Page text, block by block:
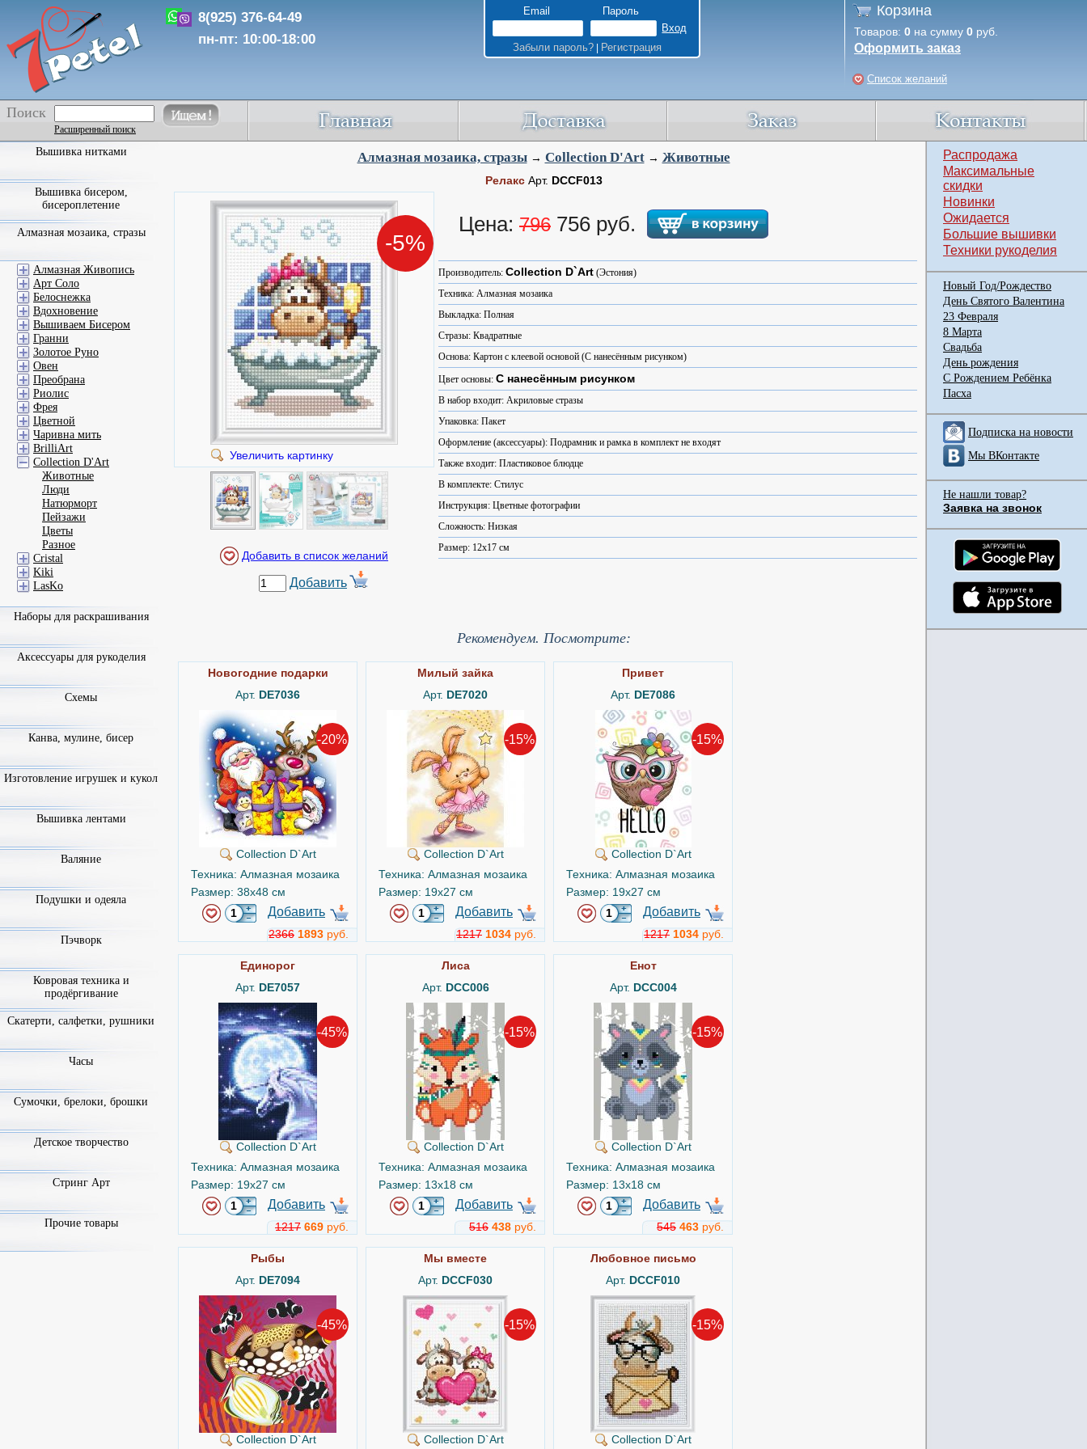
8(925) 376-64-49
пн-пт: 10:00-18:00
Email Пароль
Забыли пароль?| Регистрация
Корзина
Товаров: 0 на сумму 0 руб.
Оформить заказ
Список желаний
Поиск
Расширенный поиск
Алмазная мозаика, стразы→ Collection D'Art→ Животные
РелаксАрт. DCCF013
-5%
Увеличить картинку
Добавить
Цена: 796 756 руб.
Производитель: Collection D`Art (Эстония)
Техника: Алмазная мозаика
Выкладка: Полная
Стразы: Квадратные
Основа: Картон с клеевой основой (С нанесённым рисунком)
Цвет основы: С нанесённым рисунком
В набор входит: Акриловые стразы
Упаковка: Пакет
Оформление (аксессуары): Подрамник и рамка в комплект не входят
Также входит: Пластиковое блюдце
В комплекте: Стилус
Инструкция: Цветные фотографии
Сложность: Низкая
Размер: 12x17 см
Рекомендуем. Посмотрите:
Новогодние подарки
Арт. DE7036
-20%
Collection D`Art
Техника: Алмазная мозаика
Размер: 38x48 см
Добавить
2366 1893 руб.
Милый зайка
Арт. DE7020
-15%
Collection D`Art
Техника: Алмазная мозаика
Размер: 19x27 см
Добавить
1217 1034 руб.
Привет
Арт. DE7086
-15%
Collection D`Art
Техника: Алмазная мозаика
Размер: 19x27 см
Добавить
1217 1034 руб.
Единорог
Арт. DE7057
-45%
Collection D`Art
Техника: Алмазная мозаика
Размер: 19x27 см
Добавить
1217 669 руб.
Лиса
Арт. DCC006
-15%
Collection D`Art
Техника: Алмазная мозаика
Размер: 13x18 см
Добавить
516 438 руб.
Енот
Арт. DCC004
-15%
Collection D`Art
Техника: Алмазная мозаика
Размер: 13x18 см
Добавить
545 463 руб.
Рыбы
Арт. DE7094
-45%
Collection D`Art
Мы вместе
Арт. DCCF030
-15%
Collection D`Art
Любовное письмо
Арт. DCCF010
-15%
Collection D`Art
Вышивка нитками
Вышивка бисером,
бисероплетение
Алмазная мозаика, стразы
Алмазная Живопись
Арт Соло
Белоснежка
Вдохновение
Вышиваем Бисером
Гранни
Золотое Руно
Овен
Преобрана
Риолис
Фрея
Цветной
Чаривна мить
BrilliArt
Collection D'Art
Животные
Люди
Натюрморт
Пейзажи
Цветы
Разное
Cristal
Kiki
LasKo
Наборы для раскрашивания
Аксессуары для рукоделия
Схемы
Канва, мулине, бисер
Изготовление игрушек и кукол
Вышивка лентами
Валяние
Подушки и одеяла
Пэчворк
Ковровая техника и
продёргивание
Скатерти, салфетки, рушники
Часы
Сумочки, брелоки, брошки
Детское творчество
Стринг Арт
Прочие товары
Распродажа
Максимальные
скидки
Новинки
Ожидается
Большие вышивки
Техники рукоделия
Новый Год/Рождество
День Святого Валентина
23 Февраля
8 Марта
Свадьба
День рождения
С Рождением Ребёнка
Пасха
Подписка на новости
Мы ВКонтакте
Не нашли товар?
Заявка на звонок